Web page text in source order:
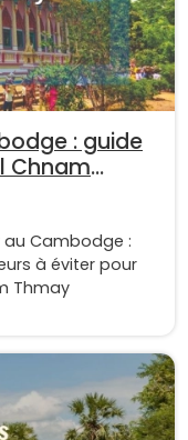
: guide
Chnam
au Cambodge :
à éviter pour
Thmay